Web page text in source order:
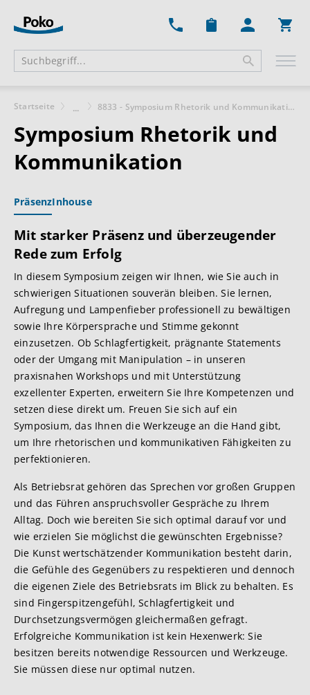
Startseite ... 8833 - Symposium Rhetorik und Kommunikation
Symposium Rhetorik und
Kommunikation
PräsenzInhouse
Mit starker Präsenz und überzeugender
Rede zum Erfolg
In diesem Symposium zeigen wir Ihnen, wie Sie auch in
schwierigen Situationen souverän bleiben. Sie lernen,
Aufregung und Lampenfieber professionell zu bewältigen
sowie Ihre Körpersprache und Stimme gekonnt
einzusetzen. Ob Schlagfertigkeit, prägnante Statements
oder der Umgang mit Manipulation – in unseren
praxisnahen Workshops und mit Unterstützung
exzellenter Experten, erweitern Sie Ihre Kompetenzen und
setzen diese direkt um. Freuen Sie sich auf ein
Symposium, das Ihnen die Werkzeuge an die Hand gibt,
um Ihre rhetorischen und kommunikativen Fähigkeiten zu
perfektionieren.
Als Betriebsrat gehören das Sprechen vor großen Gruppen
und das Führen anspruchsvoller Gespräche zu Ihrem
Alltag. Doch wie bereiten Sie sich optimal darauf vor und
wie erzielen Sie möglichst die gewünschten Ergebnisse?
Die Kunst wertschätzender Kommunikation besteht darin,
die Gefühle des Gegenübers zu respektieren und dennoch
die eigenen Ziele des Betriebsrats im Blick zu behalten. Es
sind Fingerspitzengefühl, Schlagfertigkeit und
Durchsetzungsvermögen gleichermaßen gefragt.
Erfolgreiche Kommunikation ist kein Hexenwerk: Sie
besitzen bereits notwendige Ressourcen und Werkzeuge.
Sie müssen diese nur optimal nutzen.